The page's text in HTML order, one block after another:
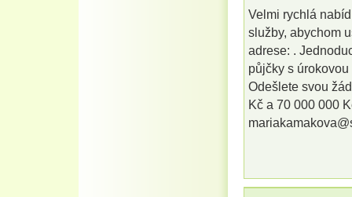
Velmi rychlá
služby, abychom
adrese: .
půjčky s
Odešlete svou
Kč a 70 000 000